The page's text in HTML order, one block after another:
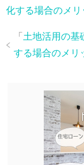
化する場合のメリ
「 土地活用の基
する場合のメリ